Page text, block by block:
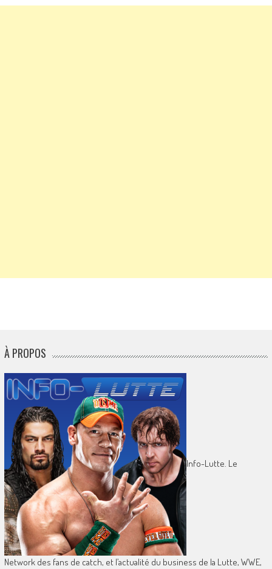
À PROPOS
Info-Lutte. Le
Network des fans de catch, et l’actualité du business de la Lutte, WWE,